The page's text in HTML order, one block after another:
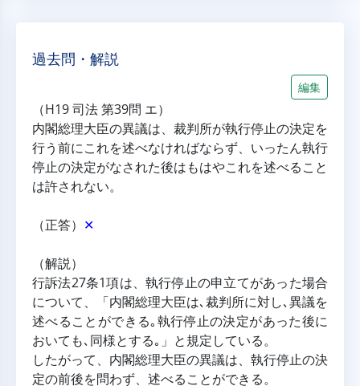
過去問・解説
編集
（H19 司法 第39問 エ）
内閣総理大臣の異議は、裁判所が執行停止の決定を
行う前にこれを述べなければならず、いったん執行
停止の決定がなされた後はもはやこれを述べること
は許されない。
（正答） ✕
（解説）
行訴法27条1項は、執行停止の申立てがあった場合
について、「内閣総理大臣は､裁判所に対し､異議を
述べることができる｡執行停止の決定があった後に
おいても､同様とする｡」と規定している。
したがって、内閣総理大臣の異議は、執行停止の決
定の前後を問わず、述べることができる。